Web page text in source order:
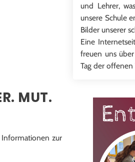
und Lehrer,
unsere Schule
Bilder unserer
Eine
freuen uns
Tag der offenen
MUT.
zur